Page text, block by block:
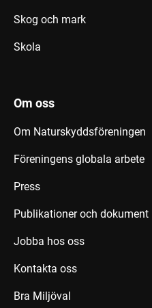
Skog och mark
Skola
Om oss
Om Naturskyddsföreningen
Föreningens globala arbete
Press
Publikationer och dokument
Jobba hos oss
Kontakta oss
Bra Miljöval